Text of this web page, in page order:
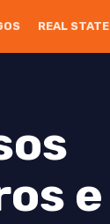
REAL STATE
e